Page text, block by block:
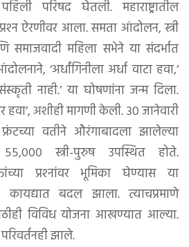
परिषद घेतली. महाराष्ट्रातील
ऐरणीवर आला. समता आंदोलन, स्त्री
महिला सभेने या संदर्भात
‘अर्धांगिनीला अर्धा वाटा हवा,’
नाही.’ या घोषणांना जन्म दिला.
हवा’, अशीही मागणी केली. ३० जानेवारी
वतीने औरंगाबादला झालेल्या
५५,००० स्त्री-पुरुष उपस्थित होते.
प्रश्‍नांवर भूमिका घेण्यास या
बदल झाला. त्याचप्रमाणे
विविध योजना आखण्यात आल्या.
झाले.